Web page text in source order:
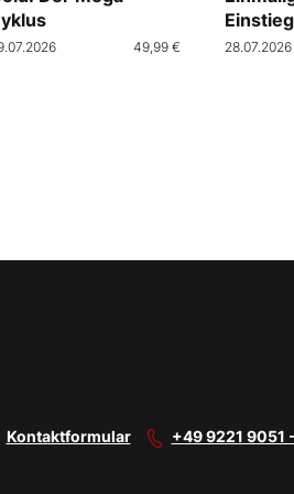
49,99 € 28.07.2026
Kontaktformular +49 9221 9051